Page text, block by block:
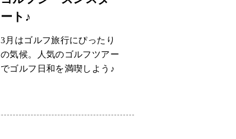
ート♪
3月はゴルフ旅行にぴったり
の気候。人気のゴルフツアー
でゴルフ日和を満喫しよう♪